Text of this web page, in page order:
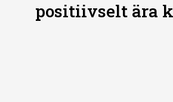
positiivselt ära